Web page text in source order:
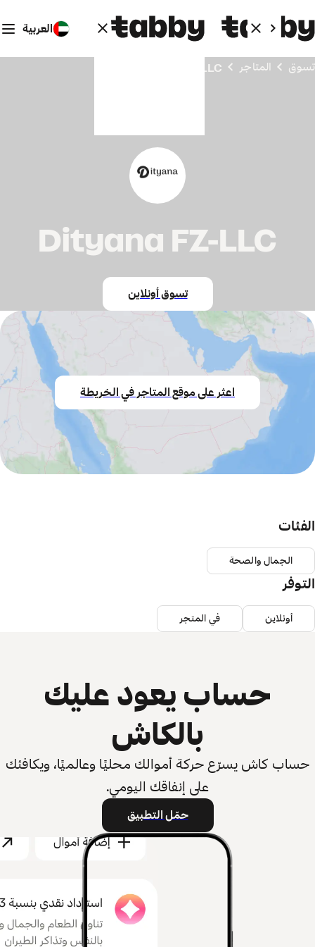
العربية
تسوق المتاجر Dityana FZ-LLC
Dityana FZ-LLC
تسوق أونلاين
اعثر على موقع المتاجر في الخريطة
الفئات
الجمال والصحة
التوفر
أونلاين في المتجر
حساب يعود عليك
بالكاش
حساب كاش يسرّع حركة أموالك محليًا وعالميًا، ويكافئك
على إنفاقك اليومي.
حمّل التطبيق